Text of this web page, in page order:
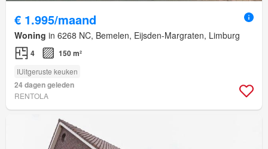
€ 1.995/maand
Woning in 6268 NC, Bemelen, Eijsden-Margraten, Limburg
4 150 m²
IUitgeruste keuken
24 dagen geleden
RENTOLA